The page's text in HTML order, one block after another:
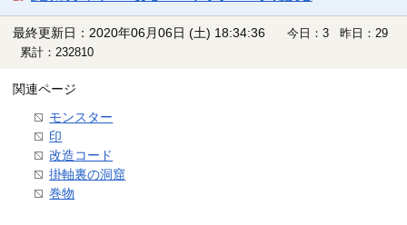
最終更新日：2020年06月06日 (土) 18:34:36
今日：3 昨日：29
累計：232810
関連ページ
モンスター
印
改造コード
掛軸裏の洞窟
巻物